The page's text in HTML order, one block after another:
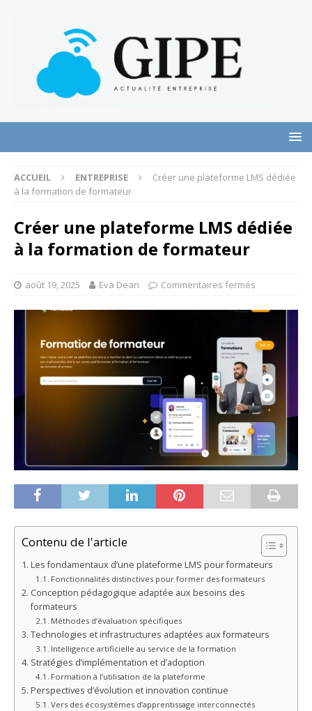
ACCUEIL ENTREPRISE
Créer une plateforme LMS dédiée
à la formation de formateur
Créer une plateforme LMS dédiée
à la formation de formateur
août 19, 2025 Eva Dean Commentaires fermés
Contenu de l'article
Les fondamentaux d’une plateforme LMS pour formateurs
Fonctionnalités distinctives pour former des formateurs
Conception pédagogique adaptée aux besoins des
formateurs
Méthodes d’évaluation spécifiques
Technologies et infrastructures adaptées aux formateurs
Intelligence artificielle au service de la formation
Stratégies d’implémentation et d’adoption
Formation à l’utilisation de la plateforme
Perspectives d’évolution et innovation continue
Vers des écosystèmes d’apprentissage interconnectés